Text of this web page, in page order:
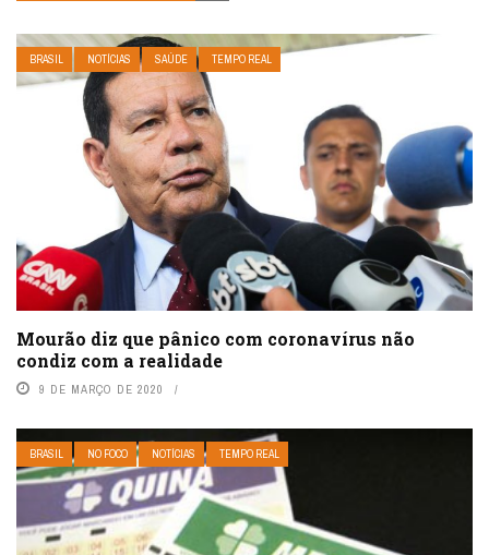
BRASIL NOTÍCIAS SAÚDE TEMPO REAL
Mourão diz que pânico com coronavírus não
condiz com a realidade
9 DE MARÇO DE 2020
BRASIL NO FOCO NOTÍCIAS TEMPO REAL